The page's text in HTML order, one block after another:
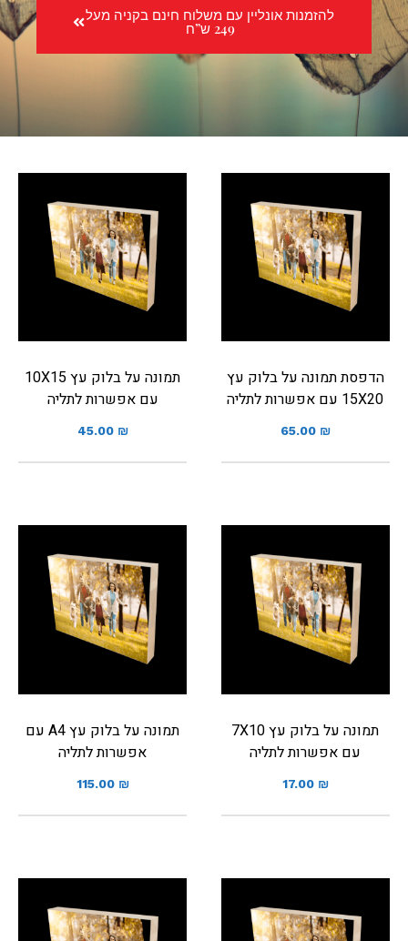
להזמנות אונליין עם משלוח חינם בקניה מעל
249 ש”ח
הדפסת תמונה על בלוק עץ
15X20 עם אפשרות לתליה
65.00 ₪
תמונה על בלוק עץ 10X15
עם אפשרות לתליה
45.00 ₪
תמונה על בלוק עץ 7X10
עם אפשרות לתליה
17.00 ₪
תמונה על בלוק עץ A4 עם
אפשרות לתליה
115.00 ₪